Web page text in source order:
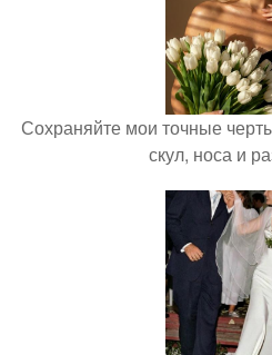
Сохраняйте мои точные
скул, носа и